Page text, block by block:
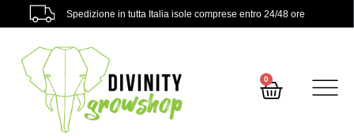
Spedizione in tutta Italia isole comprese entro 24/48 ore
0